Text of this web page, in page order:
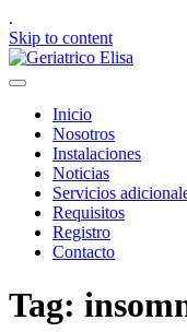
.
Skip to content
Inicio
Nosotros
Instalaciones
Noticias
Servicios
Requisitos
Registro
Contacto
Tag: